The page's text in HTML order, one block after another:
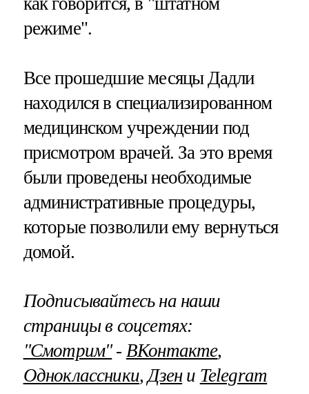
режиме".
Все прошедшие месяцы Дадли
находился в специализированном
медицинском учреждении под
присмотром врачей. За это время
были проведены необходимые
административные процедуры,
которые позволили ему вернуться
домой.
Подписывайтесь на наши
страницы в соцсетях:
"Смотрим"‐ ВКонтакте,
Одноклассники, Дзени Telegram